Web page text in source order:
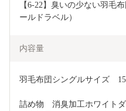
【6-22】臭いの少ない羽毛
ールドラベル）
内容量
羽毛布団シングルサイズ　
詰め物　消臭加工ホワイト